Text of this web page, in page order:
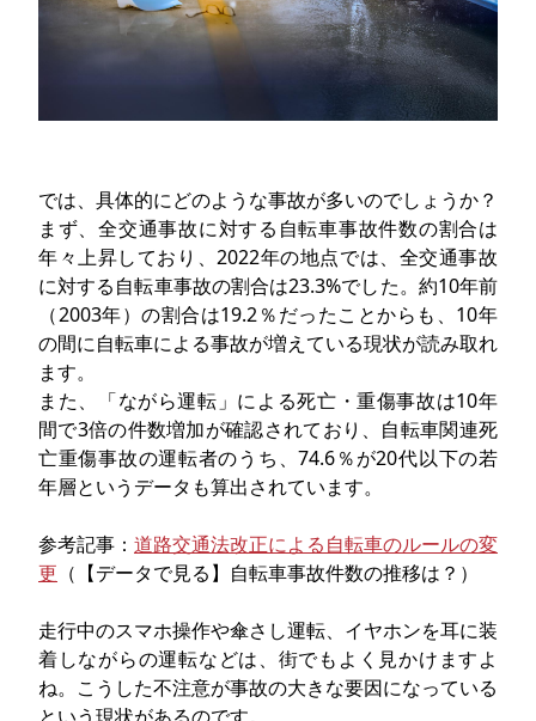
では、具体的にどのような事故が多いのでしょうか？
まず、全交通事故に対する自転車事故件数の割合は
年々上昇しており、2022年の地点では、全交通事故
に対する自転車事故の割合は23.3%でした。約10年前
（2003年）の割合は19.2％だったことからも、10年
の間に自転車による事故が増えている現状が読み取れ
ます。
また、「ながら運転」による死亡・重傷事故は10年
間で3倍の件数増加が確認されており、自転車関連死
亡重傷事故の運転者のうち、74.6％が20代以下の若
年層というデータも算出されています。
参考記事： 道路交通法改正による自転車のルールの変
更 （【データで見る】自転車事故件数の推移は？）
走行中のスマホ操作や傘さし運転、イヤホンを耳に装
着しながらの運転などは、街でもよく見かけますよ
ね。こうした不注意が事故の大きな要因になっている